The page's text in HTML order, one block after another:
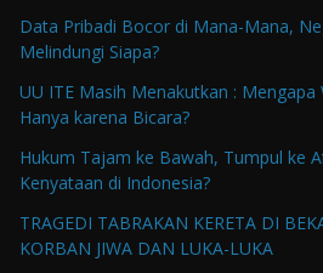
Data Pribadi Bocor di Mana-Mana,
Melindungi Siapa?
UU ITE Masih Menakutkan : Mengapa
Hanya karena Bicara?
Hukum Tajam ke Bawah, Tumpul ke
Kenyataan di Indonesia?
TRAGEDI TABRAKAN KERETA DI
KORBAN JIWA DAN LUKA-LUKA